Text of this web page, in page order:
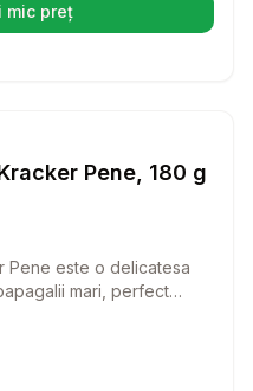
mic preț
deschide într-o filă nouă)
Batoane Pasari
Pene, 180 g
Pene este o delicatesa
mari, perfect
calitate, acest baton